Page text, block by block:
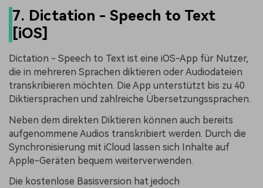
7. Dictation - Speech to Text
[iOS]
Dictation - Speech to Text ist eine iOS-App für Nutzer,
die in mehreren Sprachen diktieren oder Audiodateien
transkribieren möchten. Die App unterstützt bis zu 40
Diktiersprachen und zahlreiche Übersetzungssprachen.
Neben dem direkten Diktieren können auch bereits
aufgenommene Audios transkribiert werden. Durch die
Synchronisierung mit iCloud lassen sich Inhalte auf
Apple-Geräten bequem weiterverwenden.
Die kostenlose Basisversion hat jedoch